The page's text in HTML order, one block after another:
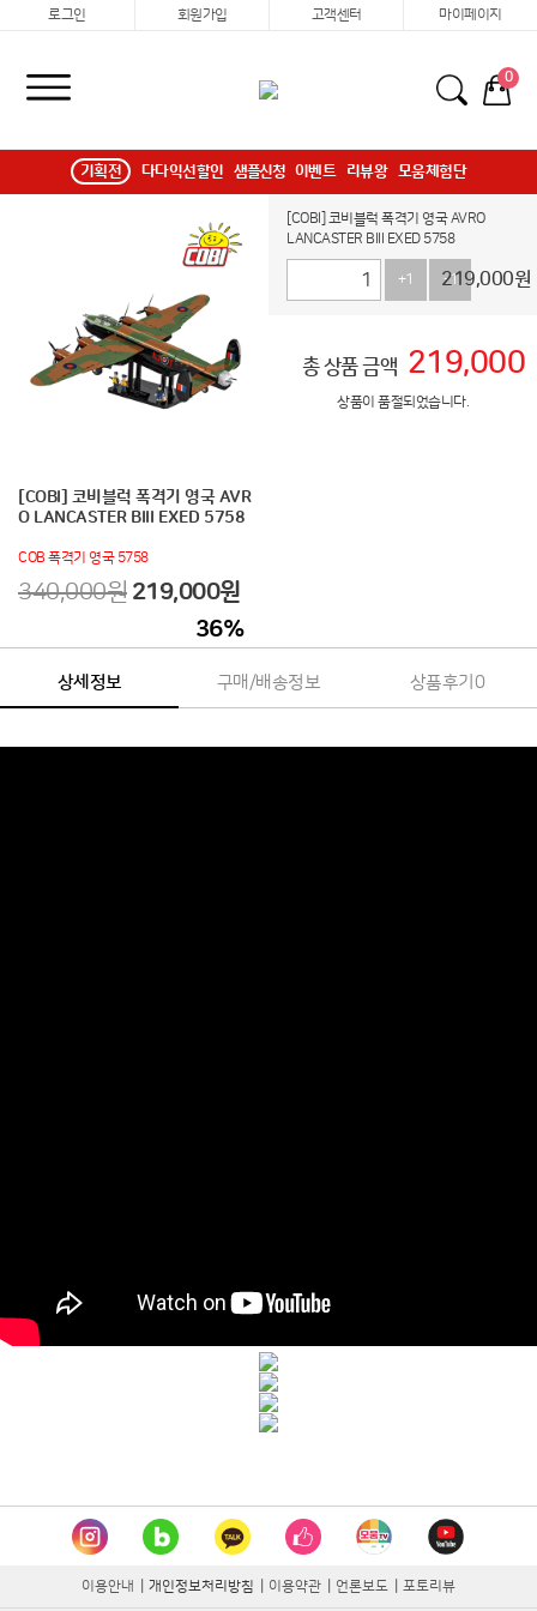
로그인 회원가입 고객센터 마이페이지
0
기획전 다다익선할인 샘플신청 이벤트 리뷰왕 모움체험단
[COBI] 코비블럭 폭격기 영국 AVR
O LANCASTER BIII EXED 5758
COB 폭격기 영국 5758
340,000원 219,000원
36%
[COBI] 코비블럭 폭격기 영국 AVRO
LANCASTER BIII EXED 5758
+1 -1
219,000원
총 상품 금액 219,000
상품이 품절되었습니다.
상세정보 구매/배송정보 상품후기 0
이용안내 개인정보처리방침 이용약관 언론보도 포토리뷰